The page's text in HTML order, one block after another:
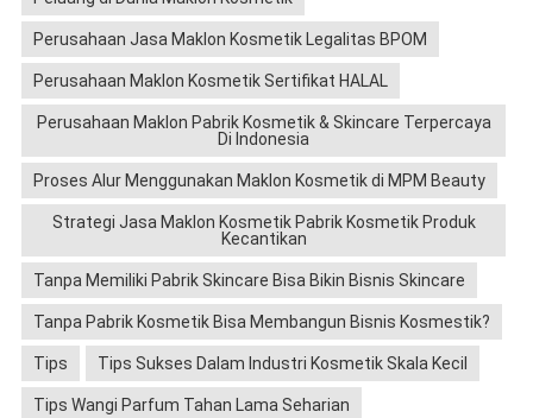
Perusahaan Jasa Maklon Kosmetik Legalitas BPOM
Perusahaan Maklon Kosmetik Sertifikat HALAL
Perusahaan Maklon Pabrik Kosmetik & Skincare Terpercaya
Di Indonesia
Proses Alur Menggunakan Maklon Kosmetik di MPM Beauty
Strategi Jasa Maklon Kosmetik Pabrik Kosmetik Produk
Kecantikan
Tanpa Memiliki Pabrik Skincare Bisa Bikin Bisnis Skincare
Tanpa Pabrik Kosmetik Bisa Membangun Bisnis Kosmestik?
Tips Tips Sukses Dalam Industri Kosmetik Skala Kecil
Tips Wangi Parfum Tahan Lama Seharian